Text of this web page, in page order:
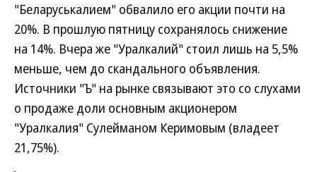
"Беларуськалием" обвалило его акции почти на
20%. В прошлую пятницу сохранялось снижение
на 14%. Вчера же "Уралкалий" стоил лишь на 5,5%
меньше, чем до скандального объявления.
Источники "Ъ" на рынке связывают это со слухами
о продаже доли основным акционером
"Уралкалия" Сулейманом Керимовым (владеет
21,75%).